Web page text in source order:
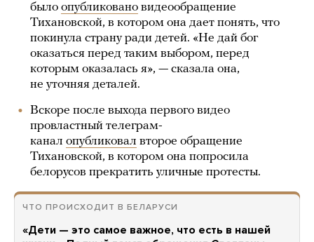
было опубликовано видеообращение
Тихановской, в котором она дает понять, что
покинула страну ради детей. «Не дай бог
оказаться перед таким выбором, перед
которым оказалась я», — сказала она,
не уточняя деталей.
Вскоре после выхода первого видео
провластный телеграм-
канал опубликовал второе обращение
Тихановской, в котором она попросила
белорусов прекратить уличные протесты.
ЧТО ПРОИСХОДИТ В БЕЛАРУСИ
«Дети — это самое важное, что есть в нашей